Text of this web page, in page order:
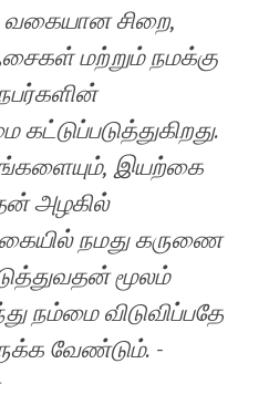
வகையான சிறை,
மற்றும் நமக்கு
இயற்கை
அழகில்
நமது கருணை
மூலம்
நம்மை விடுவிப்பதே
வேண்டும். -